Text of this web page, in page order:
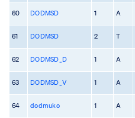
60 DODMSD 1 A
61 DODMSD 2 T
62 DODMSD_D 1 A
63 DODMSD_V 1 A
64 dodmuko 1 A